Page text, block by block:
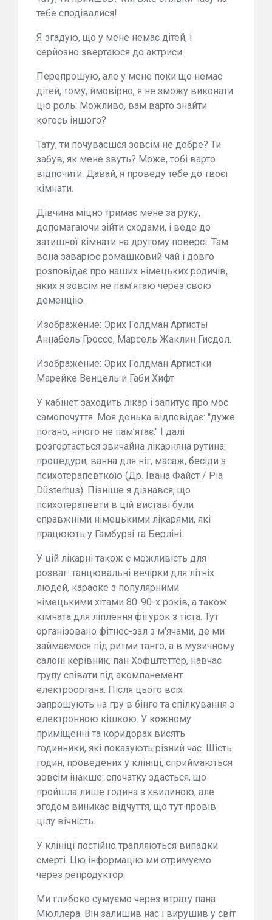
тебе сподівалися!
Я згадую, що у мене немає дітей, і
серйозно звертаюся до актриси:
Перепрошую, але у мене поки що немає
дітей, тому, ймовірно, я не зможу виконати
цю роль. Можливо, вам варто знайти
когось іншого?
Тату, ти почуваєшся зовсім не добре? Ти
забув, як мене звуть? Може, тобі варто
відпочити. Давай, я проведу тебе до твоєї
кімнати.
Дівчина міцно тримає мене за руку,
допомагаючи зійти сходами, і веде до
затишної кімнати на другому поверсі. Там
вона заварює ромашковий чай і довго
розповідає про наших німецьких родичів,
яких я зовсім не пам’ятаю через свою
деменцію.
Изображение: Эрих Голдман Артисты
Аннабель Гроссе, Марсель Жаклин Гисдол.
Изображение: Эрих Голдман Артистки
Марейке Венцель и Габи Хифт
У кабінет заходить лікар і запитує про моє
самопочуття. Моя донька відповідає: "дуже
погано, нічого не пам’ятає." І далі
розгортається звичайна лікарняна рутина:
процедури, ванна для ніг, масаж, бесіди з
психотерапевткою (Др. Івана Файст / Pia
Düsterhus). Пізніше я дізнався, що
психотерапевти в цій виставі були
справжніми німецькими лікарями, які
працюють у Гамбурзі та Берліні.
У цій лікарні також є можливість для
розваг: танцювальні вечірки для літніх
людей, караоке з популярними
німецькими хітами 80-90-х років, а також
кімната для ліплення фігурок з тіста. Тут
організовано фітнес-зал з м'ячами, де ми
займаємося під ритми танго, а в музичному
салоні керівник, пан Хофштеттер, навчає
групу співати під акомпанемент
електрооргана. Після цього всіх
запрошують на гру в бінго та спілкування з
електронною кішкою. У кожному
приміщенні та коридорах висять
годинники, які показують різний час. Шість
годин, проведених у клініці, сприймаються
зовсім інакше: спочатку здається, що
пройшла лише година з хвилиною, але
згодом виникає відчуття, що тут провів
цілу вічність.
У клініці постійно трапляються випадки
смерті. Цю інформацію ми отримуємо
через репродуктор:
Ми глибоко сумуємо через втрату пана
Мюллера. Він залишив нас і вирушив у світ